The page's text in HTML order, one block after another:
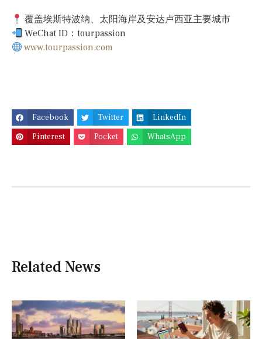
覆盖埃斯特波纳、太阳海岸及安达卢西亚主要城市
WeChat ID：tourpassion
www.tourpassion.com
Facebook Twitter
LinkedIn
Pinterest
Pocket WhatsApp
Related News